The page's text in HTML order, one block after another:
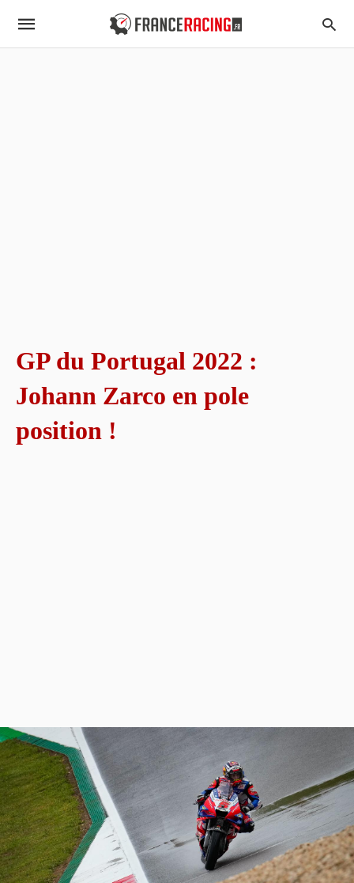
GP du Portugal 2022 :
Johann Zarco en pole
position !